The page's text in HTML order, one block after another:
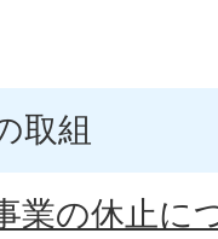
取組
業の休止に